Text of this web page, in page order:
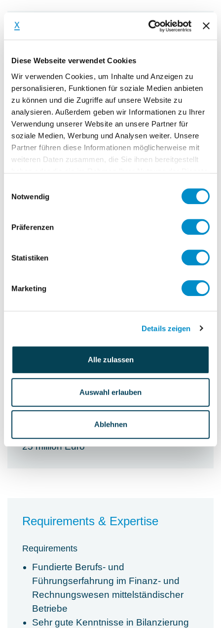
Diese Webseite verwendet Cookies
Wir verwenden Cookies, um Inhalte und Anzeigen zu
personalisieren, Funktionen für soziale Medien anbieten
zu können und die Zugriffe auf unsere Website zu
analysieren. Außerdem geben wir Informationen zu Ihrer
Verwendung unserer Website an unsere Partner für
soziale Medien, Werbung und Analysen weiter. Unsere
Partner führen diese Informationen möglicherweise mit
weiteren Daten zusammen, die Sie ihnen bereitgestellt
Notwendig
Präferenzen
Statistiken
Marketing
Details zeigen
Alle zulassen
Auswahl erlauben
Ablehnen
Tasks
Für unseren Kunden, ein
mittelständisches Unternehmen der
Lebensmittelindustrie, suchen wir ab
sofort eine Leitung Finance & Controlling
(m/w/d).
Leitung der Bereiche Finance &
Controlling sowie Berichterstattung an
Mitwirkung bei der Erstellung des
Erstellen der jährlichen Budgets und
Durchführen von Analysen nach
PowerBI im Finance & Controlling
Personnel accountability
25 million Euro
Requirements & Expertise
Requirements
Fundierte Berufs- und
Führungserfahrung im Finanz- und
Rechnungswesen mittelständischer
Betriebe
Sehr gute Kenntnisse in Bilanzierung